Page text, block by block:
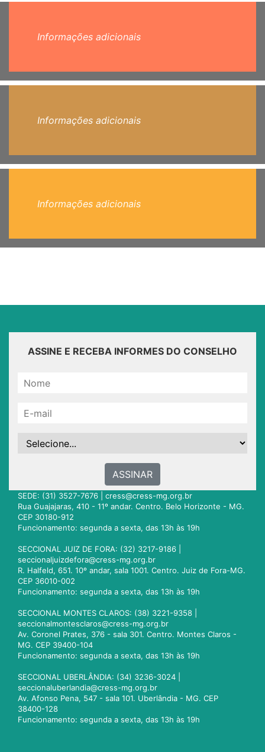
Informações adicionais
Informações adicionais
Informações adicionais
ASSINE E RECEBA INFORMES DO CONSELHO
ASSINAR
SEDE: (31) 3527-7676 | cress@cress-mg.org.br
Rua Guajajaras, 410 - 11º andar. Centro. Belo Horizonte - MG.
CEP 30180-912
Funcionamento: segunda a sexta, das 13h às 19h
SECCIONAL JUIZ DE FORA: (32) 3217-9186 |
seccionaljuizdefora@cress-mg.org.br
R. Halfeld, 651. 10º andar, sala 1001. Centro. Juiz de Fora-MG.
CEP 36010-002
Funcionamento: segunda a sexta, das 13h às 19h
SECCIONAL MONTES CLAROS: (38) 3221-9358 |
seccionalmontesclaros@cress-mg.org.br
Av. Coronel Prates, 376 - sala 301. Centro. Montes Claros -
MG. CEP 39400-104
Funcionamento: segunda a sexta, das 13h às 19h
SECCIONAL UBERLÂNDIA: (34) 3236-3024 |
seccionaluberlandia@cress-mg.org.br
Av. Afonso Pena, 547 - sala 101. Uberlândia - MG. CEP
38400-128
Funcionamento: segunda a sexta, das 13h às 19h